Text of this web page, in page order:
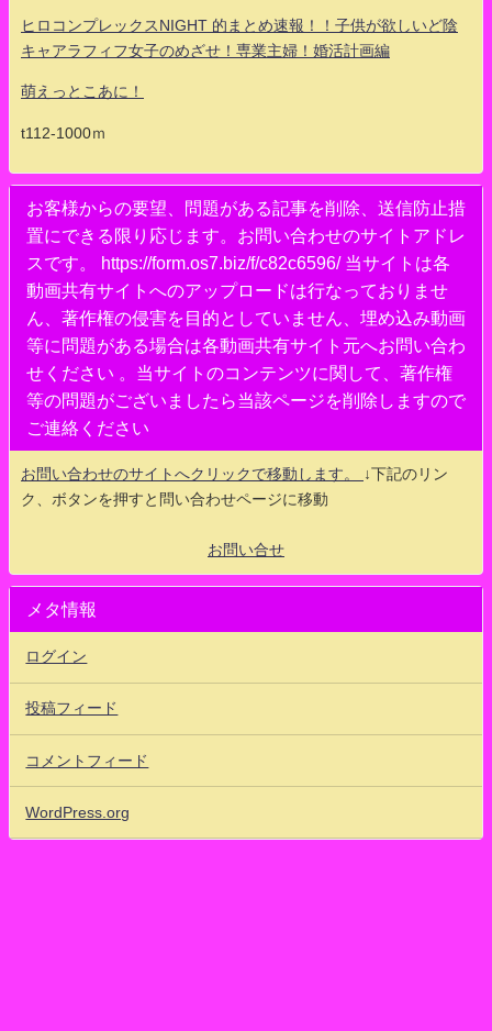
ヒロコンプレックスNIGHT 的まとめ速報！！子供が欲しいど陰
キャアラフィフ女子のめざせ！専業主婦！婚活計画編
萌えっとこあに！
t112-1000ｍ
お客様からの要望、問題がある記事を削除、送信防止措
置にできる限り応じます。お問い合わせのサイトアドレ
スです。 https://form.os7.biz/f/c82c6596/ 当サイトは各
動画共有サイトへのアップロードは行なっておりませ
ん、著作権の侵害を目的としていません、埋め込み動画
等に問題がある場合は各動画共有サイト元へお問い合わ
せください 。当サイトのコンテンツに関して、著作権
等の問題がございましたら当該ページを削除しますので
ご連絡ください
お問い合わせのサイトへクリックで移動します。
↓下記のリン
ク、ボタンを押すと問い合わせページに移動
お問い合せ
メタ情報
ログイン
投稿フィード
コメントフィード
WordPress.org